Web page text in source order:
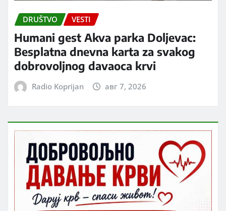
DRUŠTVO VESTI
Humani gest Akva parka Doljevac:
Besplatna dnevna karta za svakog
dobrovoljnog davaoca krvi
Radio Koprijan авг 7, 2026